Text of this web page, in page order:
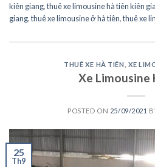
kiên giang,thuê xe limousine hà tiên kiên
giang,thuê xe limousine ở hà tiên,thuê xe
THUÊ XE HÀ TIÊN XE
Xe Limousine
POSTED ON 25/09/2021
25
Th9